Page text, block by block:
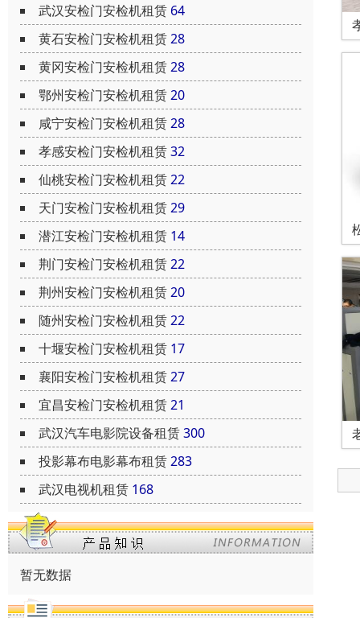
武汉安检门安检机租赁 64
黄石安检门安检机租赁28
黄冈安检门安检机租赁28
鄂州安检门安检机租赁20
咸宁安检门安检机租赁28
孝感安检门安检机租赁32
仙桃安检门安检机租赁22
天门安检门安检机租赁29
潜江安检门安检机租赁 14
荆门安检门安检机租赁22
荆州安检门安检机租赁20
随州安检门安检机租赁22
十堰安检门安检机租赁 17
襄阳安检门安检机租赁27
宜昌安检门安检机租赁21
武汉汽车电影院设备租赁300
投影幕布电影幕布租赁283
武汉电视机租赁 168
暂无数据